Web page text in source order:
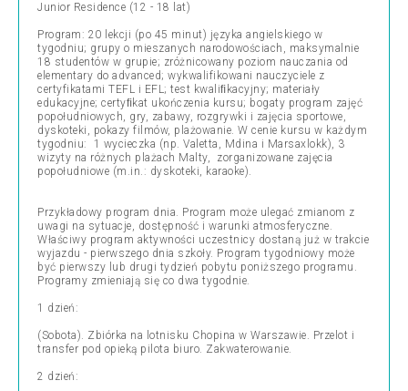
Junior Residence (12 - 18 lat)
Program: 20 lekcji (po 45 minut) języka angielskiego w
tygodniu; grupy o mieszanych narodowościach, maksymalnie
18 studentów w grupie; zróżnicowany poziom nauczania od
elementary do advanced; wykwalifikowani nauczyciele z
certyfikatami TEFL i EFL; test kwaliﬁkacyjny; materiały
edukacyjne; certyﬁkat ukończenia kursu; bogaty program zajęć
popołudniowych, gry, zabawy, rozgrywki i zajęcia sportowe,
dyskoteki, pokazy filmów, plażowanie. W cenie kursu w każdym
tygodniu: 1 wycieczka (np. Valetta, Mdina i Marsaxlokk), 3
wizyty na różnych plażach Malty, zorganizowane zajęcia
popołudniowe (m.in.: dyskoteki, karaoke).
Przykładowy program dnia. Program może ulegać zmianom z
uwagi na sytuacje, dostępność i warunki atmosferyczne.
Właściwy program aktywności uczestnicy dostaną już w trakcie
wyjazdu - pierwszego dnia szkoły. Program tygodniowy może
być pierwszy lub drugi tydzień pobytu poniższego programu.
Programy zmieniają się co dwa tygodnie.
1 dzień:
(Sobota). Zbiórka na lotnisku Chopina w Warszawie. Przelot i
transfer pod opieką pilota biuro. Zakwaterowanie.
2 dzień: